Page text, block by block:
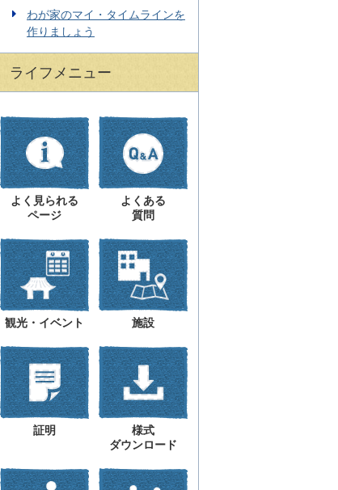
わが家のマイ・タイムラインを
作りましょう
ライフメニュー
よく見られる
ページ
よくある
質問
観光・イベント 施設
証明
様式
ダウンロード